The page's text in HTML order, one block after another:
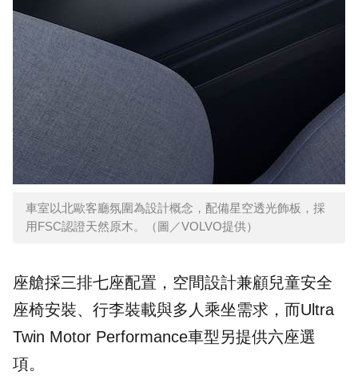
車室以北歐客廳氛圍為設計概念，配備星空透光飾板，採
用FSC認證天然原木。（圖／VOLVO提供）
座艙採三排七座配置，空間設計兼顧兒童安全
座椅安裝、行李裝載與多人乘坐需求，而Ultra
Twin Motor Performance車型另提供六座選
項。